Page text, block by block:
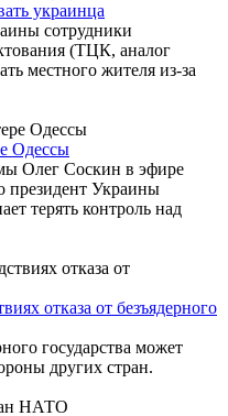
украинца
сотрудники
(ТЦК, аналог
местного жителя из-за
Одессы
Олег Соскин в эфире
президент Украины
терять контроль над
отказа от безъядерного
государства может
других стран.